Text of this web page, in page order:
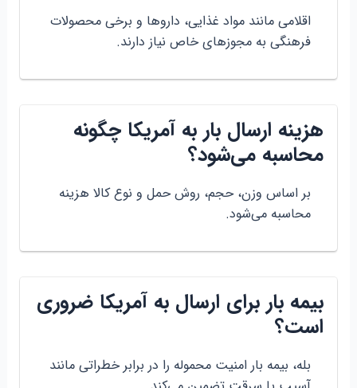
اقلامی مانند مواد غذایی، داروها و برخی محصولات
فرهنگی به مجوزهای خاص نیاز دارند.
هزینه ارسال بار به آمریکا چگونه
محاسبه می‌شود؟
بر اساس وزن، حجم، روش حمل و نوع کالا هزینه
محاسبه می‌شود.
بیمه بار برای ارسال به آمریکا ضروری
است؟
بله، بیمه بار امنیت محموله را در برابر خطراتی مانند